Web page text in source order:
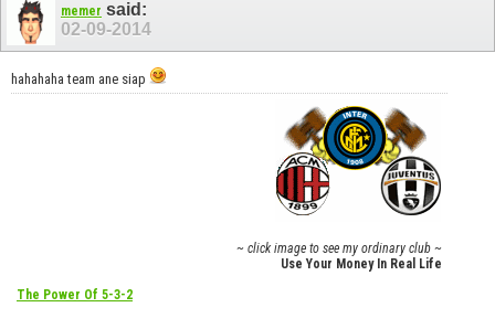
memer said:
02-09-2014
hahahaha team ane siap
~ click image to see my ordinary club ~
Use Your Money In Real Life
The Power Of 5-3-2